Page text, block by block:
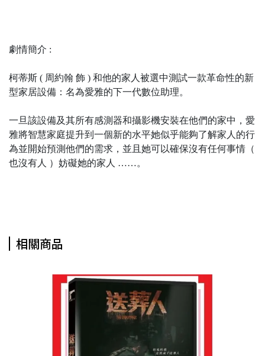
劇情簡介 :
柯蒂斯 ( 周約翰 飾 ) 和他的家人被選中測試一款革命性的新
型家居設備：名為愛雅的下一代數位助理。
一旦該設備及其所有感測器和攝影機安裝在他們的家中，愛
雅將智慧家庭提升到一個新的水平她似乎能夠了解家人的行
為並開始預測他們的需求，並且她可以確保沒有任何事情（
也沒有人 ）妨礙她的家人 ……。
相關商品